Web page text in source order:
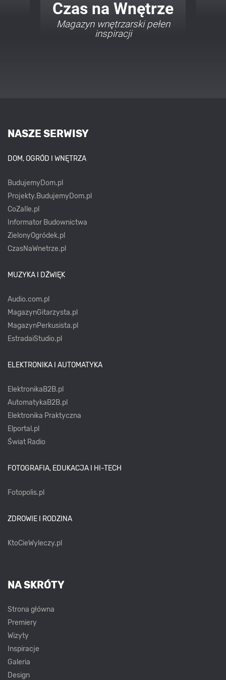
Twój Dom Twój Styl
Porady i inspiracje w
najmodniejszych stylach
NASZE SERWISY
DOM, OGRÓD I WNĘTRZA
BudujemyDom.pl
Projekty.BudujemyDom.pl
CoZaIle.pl
Informator Budownictwa
ZielonyOgródek.pl
CzasNaWnetrze.pl
MUZYKA I DŹWIĘK
Audio.com.pl
MagazynGitarzysta.pl
MagazynPerkusista.pl
EstradaiStudio.pl
ELEKTRONIKA I AUTOMATYKA
ElektronikaB2B.pl
AutomatykaB2B.pl
Elektronika Praktyczna
Elportal.pl
Świat Radio
FOTOGRAFIA, EDUKACJA I HI-TECH
Fotopolis.pl
ZDROWIE I RODZINA
KtoCieWyleczy.pl
NA SKRÓTY
Strona główna
Premiery
Wizyty
Inspiracje
Galeria
Design